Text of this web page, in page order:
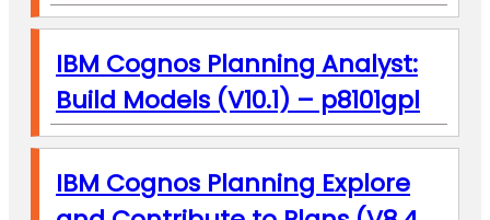
IBM Cognos Planning Analyst:
Build Models (V10.1) – p8101gpl
IBM Cognos Planning Explore